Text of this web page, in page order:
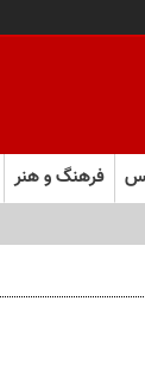
فرهنگ و هنر